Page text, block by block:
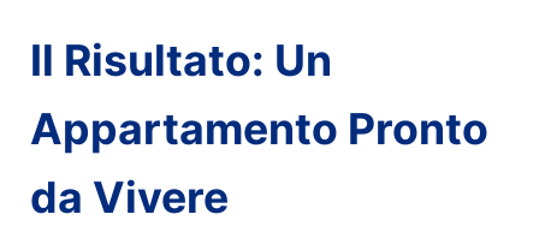
Il Risultato: Un
Appartamento Pronto
da Vivere